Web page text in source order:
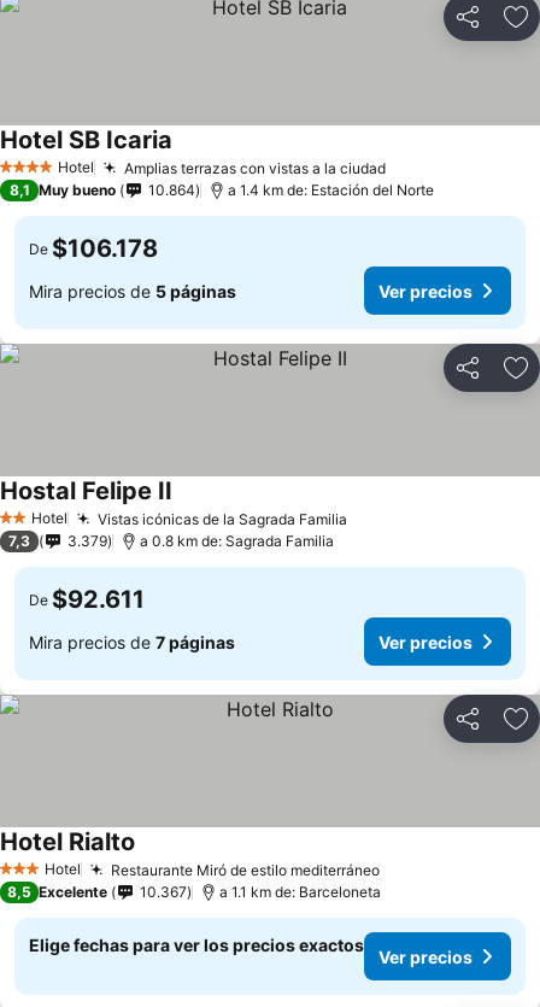
Compartir
4 EstrellasHotel Amplias terrazas con vistas a la ciudadVer precios
Hotel SB Icaria
8,1 Muy bueno 10.864 a 1.4 km de: Estación del Norte
De $106.178
Mira precios de 5 páginas Ver precios
Compartir
2 Estrellas
Hotel Vistas icónicas de la Sagrada Familia
Hostal Felipe II
7,3 3.379 a 0.8 km de: Sagrada Familia
De $92.611
Mira precios de 7 páginas Ver precios
Compartir
3 Estrellas
Hotel Restaurante Miró de estilo mediterráneoVer precios
Hotel Rialto
8,5 Excelente 10.367 a 1.1 km de: Barceloneta
Elige fechas para ver los precios exactos
Ver precios